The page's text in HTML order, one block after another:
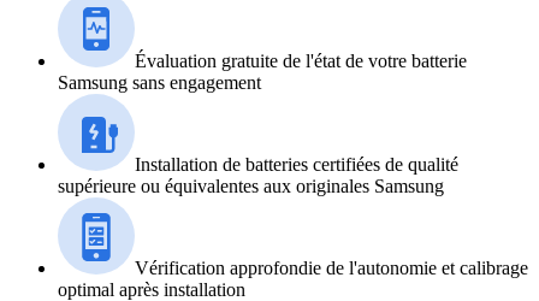
Évaluation gratuite de l'état de votre batterie
Samsung sans engagement
Installation de batteries certifiées de qualité
supérieure ou équivalentes aux originales Samsung
Vérification approfondie de l'autonomie et calibrage
optimal après installation